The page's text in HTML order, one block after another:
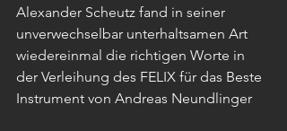
Alexander Scheutz fand in seiner
unverwechselbar unterhaltsamen Art
wiedereinmal die richtigen Worte in
der Verleihung des FELIX für das Beste
Instrument von Andreas Neundlinger